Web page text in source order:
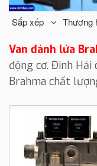
n
a
i
a
t
Sắp xếp Thương
Van đánh lửa
động cơ. Đình Hải
Brahma chất